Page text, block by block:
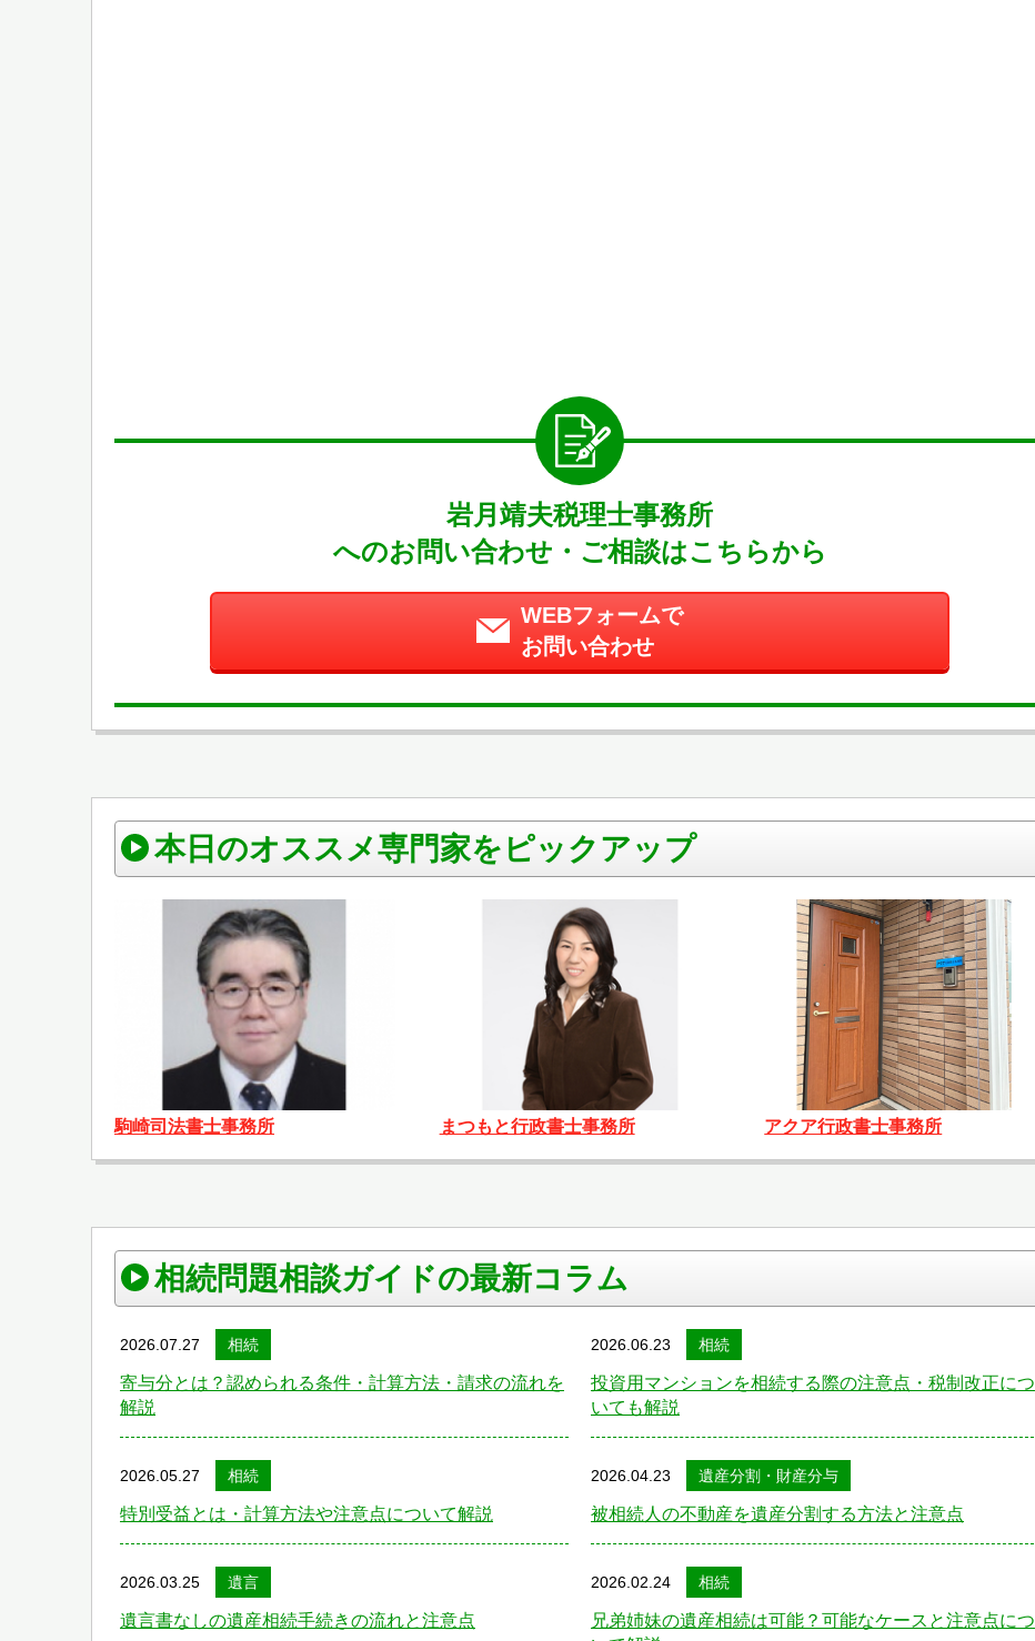
岩月靖夫税理士事務所
へのお問い合わせ・ご相談はこちらから
WEBフォームで
お問い合わせ
本日のオススメ専門家をピックアップ
駒崎司法書士事務所 まつもと行政書士事務所 アクア行政書士事務所
相続問題相談ガイドの最新コラム
2026.07.27 相続
寄与分とは？認められる条件・計算方法・請求の流れを
解説
2026.06.23 相続
投資用マンションを相続する際の注意点・税制改正につ
いても解説
2026.05.27 相続
特別受益とは・計算方法や注意点について解説
2026.04.23 遺産分割・財産分与
被相続人の不動産を遺産分割する方法と注意点
2026.03.25 遺言
遺言書なしの遺産相続手続きの流れと注意点
2026.02.24 相続
兄弟姉妹の遺産相続は可能？可能なケースと注意点につ